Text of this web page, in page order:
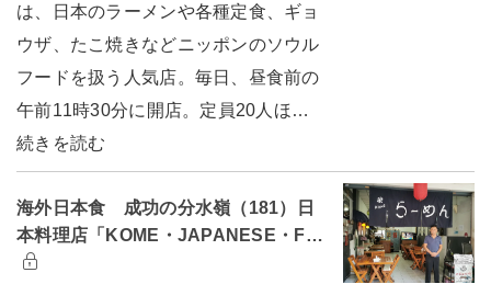
は、日本のラーメンや各種定食、ギョ
ウザ、たこ焼きなどニッポンのソウル
フードを扱う人気店。毎日、昼食前の
午前11時30分に開店。定員20人ほ…
続きを読む
海外日本食 成功の分水嶺（181）日
本料理店「KOME・JAPANESE・F…